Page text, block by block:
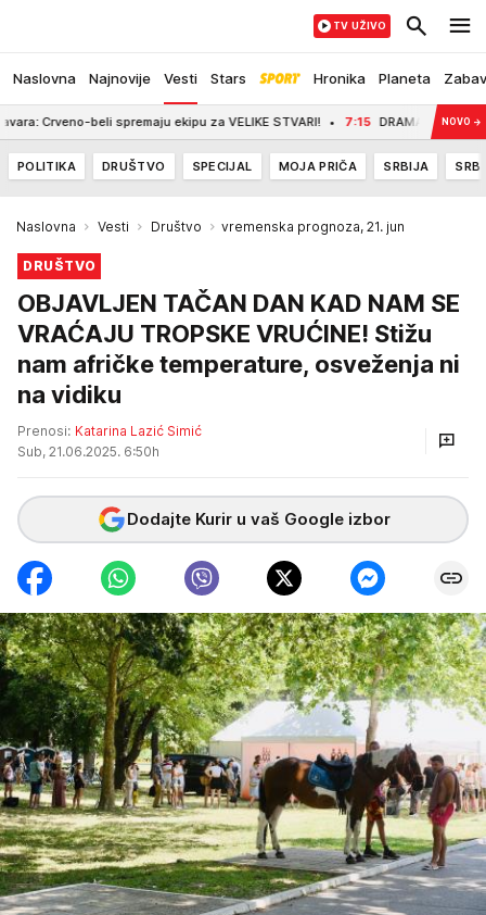
Naslovna Najnovije Vesti Stars Hronika Planeta
TV UŽIVO
beli spremaju ekipu za VELIKE STVARI! 7:15 DRAMATIČNA NOĆ U
NOVO →
POLITIKA DRUŠTVO SPECIJAL MOJA PRIČA SRBIJA
Naslovna Vesti Društvo vremenska prognoza, 21. jun
DRUŠTVO
OBJAVLJEN TAČAN DAN KAD NAM SE
VRAĆAJU TROPSKE VRUĆINE! Stižu
nam afričke temperature, osveženja ni
na vidiku
Prenosi: Katarina Lazić Simić
Sub, 21.06.2025. 6:50h
Dodajte Kurir u vaš Google izbor